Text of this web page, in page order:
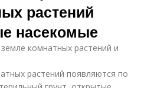
растений
насекомые
комнатных растений и
растений появляются по